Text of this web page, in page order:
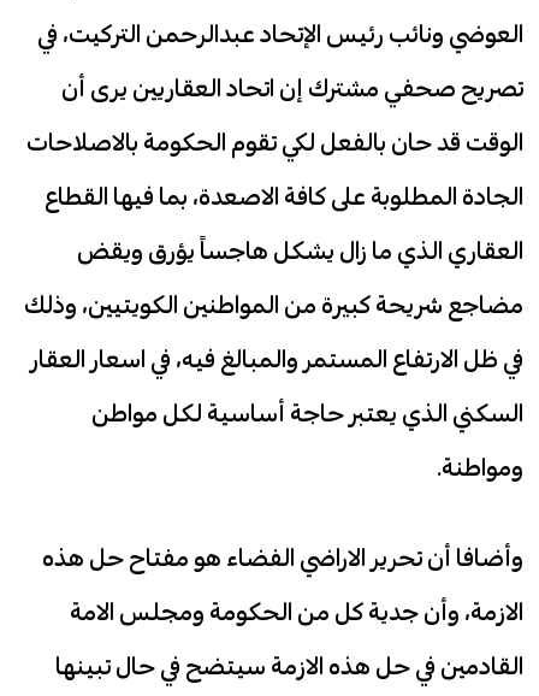
العوضي ونائب رئيس الإتحاد عبدالرحمن التركيت، في
تصريح صحفي مشترك إن اتحاد العقاريين يرى أن
الوقت قد حان بالفعل لكي تقوم الحكومة بالاصلاحات
الجادة المطلوبة على كافة الاصعدة، بما فيها القطاع
العقاري الذي ما زال يشكل هاجساً يؤرق ويقض
مضاجع شريحة كبيرة من المواطنين الكويتيين، وذلك
في ظل الارتفاع المستمر والمبالغ فيه، في اسعار العقار
السكني الذي يعتبر حاجة أساسية لكل مواطن
ومواطنة.
وأضافا أن تحرير الاراضي الفضاء هو مفتاح حل هذه
الازمة، وأن جدية كل من الحكومة ومجلس الامة
القادمين في حل هذه الازمة سيتضح في حال تبينها